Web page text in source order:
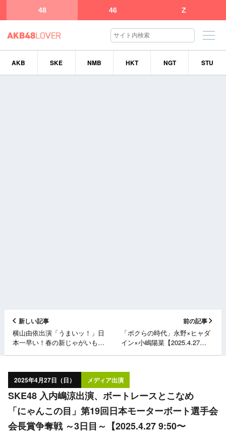
48 46 Z
AKB SKE NMB HKT NGT STU
新しい記事
横山由依出演「うまいッ！」日
本一早い！春の新じゃがいも～
前の記事
「ボクらの時代」永野×ヒャダ
イン×小嶋陽菜【2025.4.27
2025年4月27日（日） メディア出演
SKE48 入内嶋涼出演、ボートレースとこなめ
「にゃんこの目」第19回日本モーターボート選手会
会長賞争奪戦 ～3日目～【2025.4.27 9:50〜